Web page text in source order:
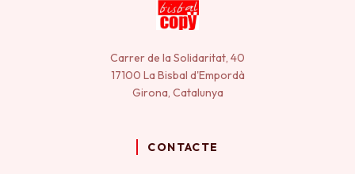
Carrer de la Solidaritat, 40
17100 La Bisbal d'Empordà
Girona, Catalunya
CONTACTE